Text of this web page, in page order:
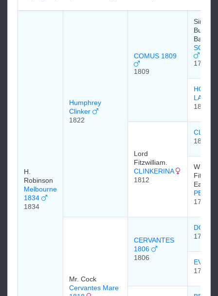
H.
Robinson
Melbourne
1834
1834
Humphrey
Clinker
1822
COMUS 1809
1809
Sir
Baronet
1796
LASS
1801
Lord
Fitzwilliam.
CLINKERINA
1812
1805
William
Earl
1786
Mr. Cock
Cervantes Mare
CERVANTES
1806
1806
DON
1784
1791